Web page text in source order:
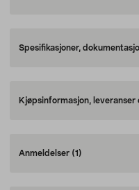
Spesifikasjoner,
Kjøpsinformasjon, leveranser
Anmeldelser (1)